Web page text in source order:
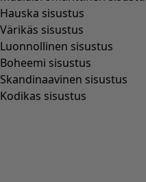
Hauska sisustus
Värikäs sisustus
Luonnollinen sisustus
Boheemi sisustus
Skandinaavinen sisustus
Kodikas sisustus